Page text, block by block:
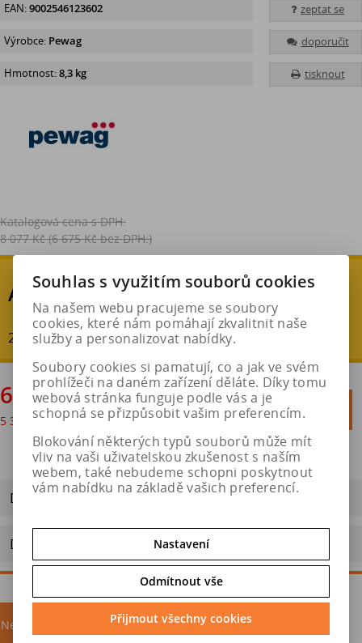
zeptat se
doporučit
tisknout
EAN:9002546123602
Výrobce: Pewag
Hmotnost:8,3 kg
Katalogová cena s DPH:
8 077 Kč (6 675 Kč bez DPH:)
AKČNÍ SLEVA
20 % - ušetříte : 1 616 Kč
6 461 Kč
5 340 Kčbez DPH


Do košíku
Dotaz na výrobek
Doporučit výrobek
Nejprodávanější akce
Souhlas s využitím souborů cookies
Na našem webu pracujeme se soubory
cookies, které nám pomáhají zkvalitnit naše
služby a personalizovat nabídky.
Soubory cookies si pamatují, co a jak ve svém
prohlížeči na daném zařízení děláte. Díky tomu
webová stránka funguje podle vás a je
schopná se přizpůsobit vašim preferencím.
Blokování některých typů souborů může mít
vliv na vaši uživatelskou zkušenost s naším
webem, také nebudeme schopni poskytnout
vám nabídku na základě vašich preferencí.
Nastavení
Odmítnout vše
Přijmout všechny cookies